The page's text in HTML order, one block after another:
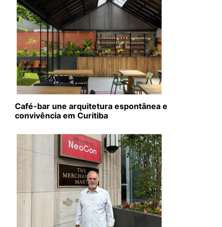
Café-bar une arquitetura espontânea e
convivência em Curitiba